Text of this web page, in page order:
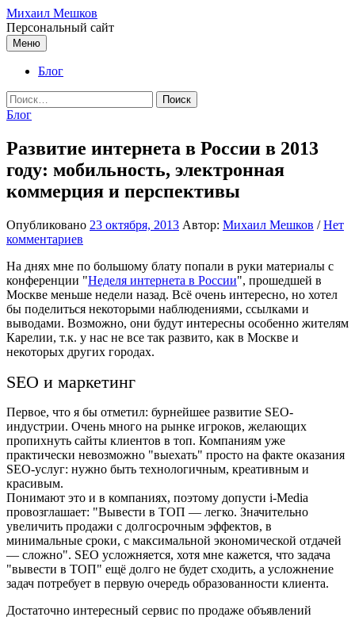
Перейти
к
содержимому
Михаил Мешков
Персональный сайт
Меню
Блог
Найти:
Блог
Развитие интернета в России в 2013
году: мобильность, электронная
коммерция и перспективы
Опубликовано 23 октября, 2013 Автор: Михаил Мешков /Нет
комментариев
На днях мне по большому блату попали в руки материалы с
конференции "Неделя интернета в России", прошедшей в
Москве меньше недели назад. Всё очень интересно, но хотел
бы поделиться некоторыми наблюдениями, ссылками и
выводами. Возможно, они будут интересны особенно жителям
Карелии, т.к. у нас не все так развито, как в Москве и
некоторых других городах.
SEO и маркетинг
Первое, что я бы отметил: бурнейшее развитие SEO-
индустрии. Очень много на рынке игроков, желающих
пропихнуть сайты клиентов в топ. Компаниям уже
практически невозможно "выехать" просто на факте оказания
SEO-услуг: нужно быть технологичным, креативным и
красивым.
Понимают это и в компаниях, поэтому допусти i-Media
провозглашает: "Вывести в ТОП — легко. Значительно
увеличить продажи с долгосрочным эффектов, в
минимальные сроки, с максимальной экономической отдачей
— сложно". SEO усложняется, хотя мне кажется, что задача
"вывести в ТОП" ещё долго не будет сходить, а усложнение
задач потребует в первую очередь образованности клиента.
Достаточно интересный сервис по продаже объявлений